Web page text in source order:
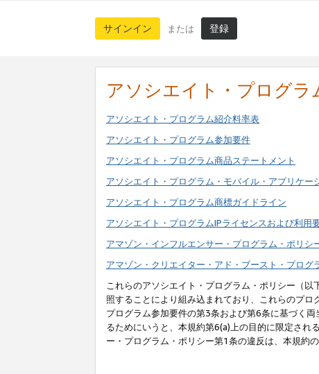
サインイン または 登録
アソシエイト・プログラ
アソシエイト・プログラム紹介料率表
アソシエイト・プログラム参加要件
アソシエイト・プログラム商品ステートメント
アソシエイト・プログラム・モバイル・アプリケー
アソシエイト・プログラム商標ガイドライン
アソシエイト・プログラムIPライセンスおよび利用
アマゾン・インフルエンサー・プログラム・ポリシ
アマゾン・クリエイター・アド・ブースト・プログ
これらのアソシエイト・プログラム・ポリシー（以
照することにより組み込まれており、これらのプ
プログラム参加要件の第3条および第6条に基づく
るためにいうと、本規約第6(a)上の目的に限定され
ー・プログラム・ポリシー第1条の違反は、本規約